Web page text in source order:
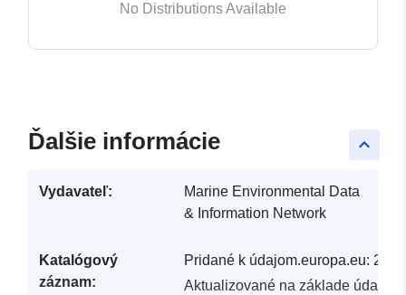
No Distributions Available
keyboard_arrow_up
Ďalšie informácie
Vydavateľ:
Marine Environmental Data
& Information Network
Katalógový
záznam:
Pridané k údajom.europa.eu: 29
Aktualizované na základe